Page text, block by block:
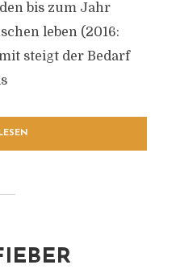
bis zum Jahr
leben (2016:
steigt der Bedarf